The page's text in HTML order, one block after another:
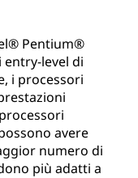
Pentium®
level di
i processori
avere
numero di
più adatti a